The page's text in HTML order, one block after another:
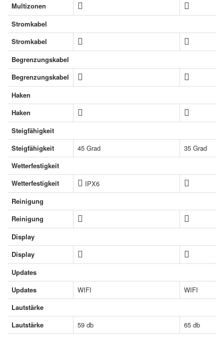
Multizonen
Stromkabel
Stromkabel
Begrenzungskabel
Begrenzungskabel
Haken
Haken
Steigfähigkeit
Steigfähigkeit
45 Grad
35 Grad
Wetterfestigkeit
Wetterfestigkeit
IPX6
Reinigung
Reinigung
Display
Display
Updates
Updates
WIFI
WIFI
Lautstärke
Lautstärke
59 db
65 db